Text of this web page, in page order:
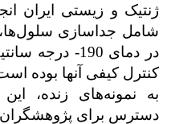
ژنتیک و زیستی ایران
شامل جداسازی سلول‌ها،
در دمای 190-
کنترل کیفی آنها بوده
به نمونه‌های زنده،
دسترس برای پژوهشگران